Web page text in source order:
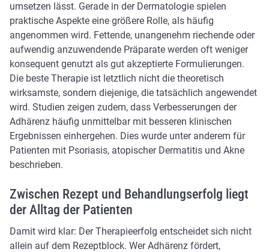
umsetzen lässt. Gerade in der Dermatologie spielen
praktische Aspekte eine größere Rolle, als häufig
angenommen wird. Fettende, unangenehm riechende oder
aufwendig anzuwendende Präparate werden oft weniger
konsequent genutzt als gut akzeptierte Formulierungen.
Die beste Therapie ist letztlich nicht die theoretisch
wirksamste, sondern diejenige, die tatsächlich angewendet
wird. Studien zeigen zudem, dass Verbesserungen der
Adhärenz häufig unmittelbar mit besseren klinischen
Ergebnissen einhergehen. Dies wurde unter anderem für
Patienten mit Psoriasis, atopischer Dermatitis und Akne
beschrieben.
Zwischen Rezept und Behandlungserfolg liegt
der Alltag der Patienten
Damit wird klar: Der Therapieerfolg entscheidet sich nicht
allein auf dem Rezeptblock. Wer Adhärenz fördert,